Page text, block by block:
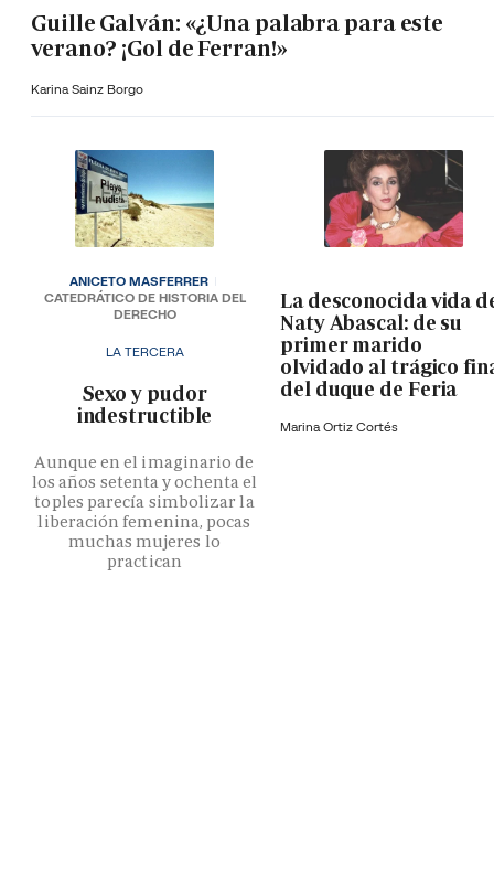
Guille Galván: «¿Una palabra para este
verano? ¡Gol de Ferran!»
Karina Sainz Borgo
LA TERCERA
­Sexo y pudor
indestructible
Aunque en el imaginario de
los años setenta y ochenta el
toples parecía simbolizar la
liberación femenina, pocas
muchas mujeres lo
practican
ANICETO MASFERRER
CATEDRÁTICO DE HISTORIA DEL
DERECHO
La desconocida vida
Naty Abascal: de su
primer marido
olvidado al trágico
del duque de Feria
Marina Ortiz Cortés